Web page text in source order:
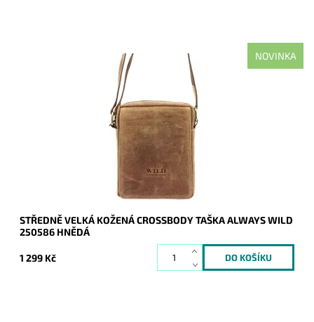
NOVINKA
Nedílnou "součástí" každého muže je tato střední crossbody
kožená taška v hnědé barvě oblíbené značky Always Wild.
Skladem
STŘEDNĚ VELKÁ KOŽENÁ CROSSBODY TAŠKA ALWAYS WILD
250586 HNĚDÁ
1 299 Kč